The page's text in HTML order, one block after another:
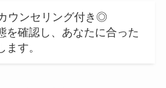
ウンセリング付き◎
を確認し、あなたに合った
す。